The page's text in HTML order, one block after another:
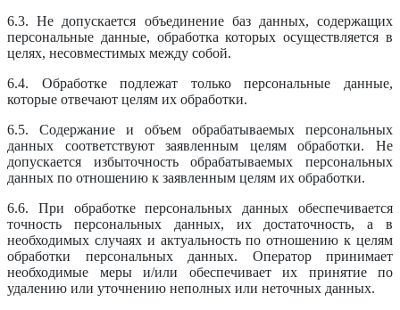
6.3. Не допускается объединение баз данных, содержащих
персональные данные, обработка которых осуществляется в
целях, несовместимых между собой.
6.4. Обработке подлежат только персональные данные,
которые отвечают целям их обработки.
6.5. Содержание и объем обрабатываемых персональных
данных соответствуют заявленным целям обработки. Не
допускается избыточность обрабатываемых персональных
данных по отношению к заявленным целям их обработки.
6.6. При обработке персональных данных обеспечивается
точность персональных данных, их достаточность, а в
необходимых случаях и актуальность по отношению к целям
обработки персональных данных. Оператор принимает
необходимые меры и/или обеспечивает их принятие по
удалению или уточнению неполных или неточных данных.